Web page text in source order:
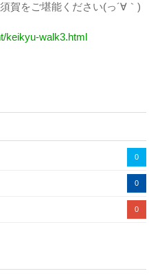
賀をご堪能ください(っ´∀｀)
keikyu-walk3.html
0
0
0